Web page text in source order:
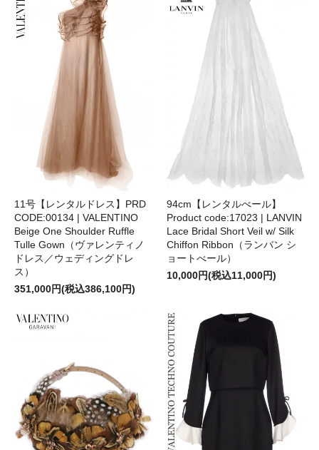
11号【レンタルドレス】PRD
CODE:00134 | VALENTINO
Beige One Shoulder Ruffle
Tulle Gown（ヴァレンティノ
ドレス／ウェディングドレ
ス）
351,000円(税込386,100円)
94cm【レンタルべール】
Product code:17023 | LANVIN
Lace Bridal Short Veil w/ Silk
Chiffon Ribbon（ランバン シ
ョートべール）
10,000円(税込11,000円)